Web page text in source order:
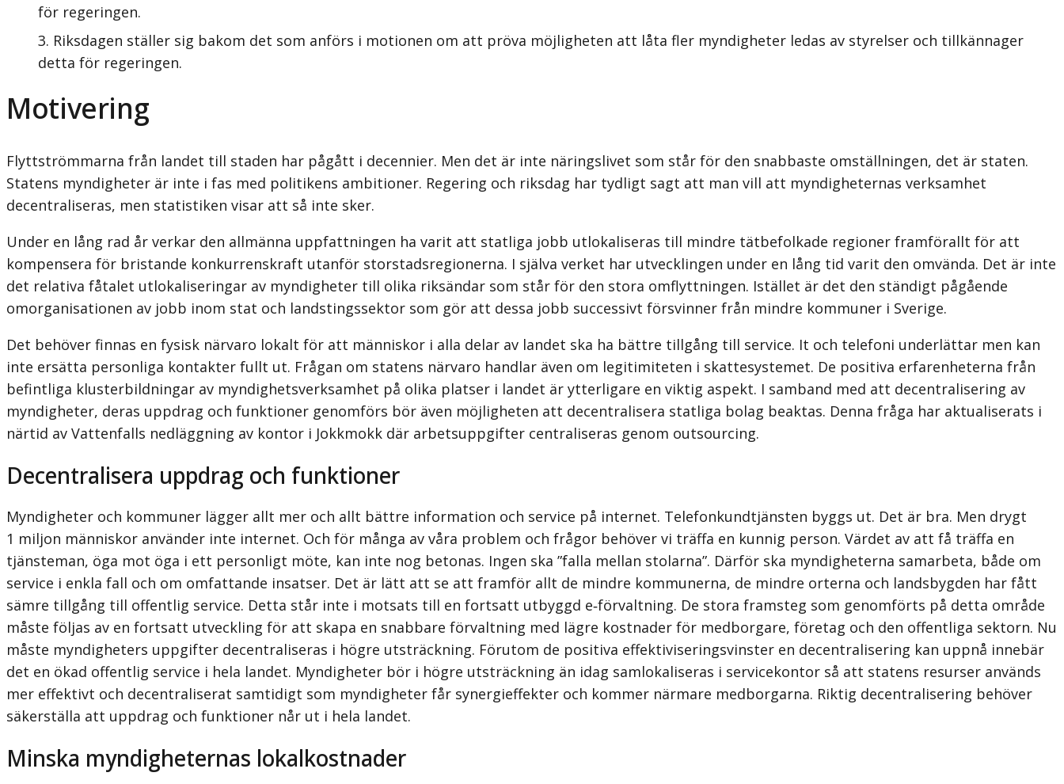
för regeringen.
Riksdagen ställer sig bakom det som anförs i motionen om att pröva möjligheten att låta fler myndigheter ledas av styrelser och tillkännager
detta för regeringen.
Motivering
Flyttströmmarna från landet till staden har pågått i decennier. Men det är inte närings­livet som står för den snabbaste omställningen, det är staten.
Statens myndigheter är inte i fas med politikens ambitioner. Regering och riksdag har tydligt sagt att man vill att myndigheternas verksamhet
decentraliseras, men statistiken visar att så inte sker.
Under en lång rad år verkar den allmänna uppfattningen ha varit att statliga jobb utlokaliseras till mindre tätbefolkade regioner framförallt för att
kompensera för bristande konkurrenskraft utanför storstadsregionerna. I själva verket har utvecklingen under en lång tid varit den omvända. Det är inte
det relativa fåtalet utlokaliseringar av myndigheter till olika riksändar som står för den stora omflyttningen. Istället är det den ständigt pågående
omorganisationen av jobb inom stat och landstingssektor som gör att dessa jobb successivt försvinner från mindre kommuner i Sverige.
Det behöver finnas en fysisk närvaro lokalt för att människor i alla delar av landet ska ha bättre tillgång till service. It och telefoni underlättar men kan
inte ersätta personliga kontakter fullt ut. Frågan om statens närvaro handlar även om legitimiteten i skattesystemet. De positiva erfarenheterna från
befintliga klusterbildningar av myndig­hetsverksamhet på olika platser i landet är ytterligare en viktig aspekt. I samband med att decentralisering av
myndigheter, deras uppdrag och funktioner genomförs bör även möjligheten att decentralisera statliga bolag beaktas. Denna fråga har aktualiserats i
närtid av Vattenfalls nedläggning av kontor i Jokkmokk där arbetsuppgifter centrali­seras genom outsourcing.
Decentralisera uppdrag och funktioner
Myndigheter och kommuner lägger allt mer och allt bättre information och service på internet. Telefonkundtjänsten byggs ut. Det är bra. Men drygt
1 miljon människor använder inte internet. Och för många av våra problem och frågor behöver vi träffa en kunnig person. Värdet av att få träffa en
tjänsteman, öga mot öga i ett personligt möte, kan inte nog betonas. Ingen ska ”falla mellan stolarna”. Därför ska myndigheterna samarbeta, både om
service i enkla fall och om omfattande insatser. Det är lätt att se att framför allt de mindre kommunerna, de mindre orterna och landsbygden har fått
sämre tillgång till offentlig service. Detta står inte i motsats till en fortsatt utbyggd e‑förvalt­ning. De stora framsteg som genomförts på detta område
måste följas av en fortsatt utveckling för att skapa en snabbare förvaltning med lägre kostnader för medborgare, företag och den offentliga sektorn. Nu
måste myndigheters uppgifter decentraliseras i högre utsträckning. Förutom de positiva effektiviseringsvinster en decentralisering kan uppnå innebär
det en ökad offentlig service i hela landet. Myndigheter bör i högre utsträckning än idag samlokaliseras i servicekontor så att statens resurser används
mer effektivt och decentraliserat samtidigt som myndigheter får synergieffekter och kommer närmare medborgarna. Riktig decentralisering behöver
säkerställa att uppdrag och funktioner når ut i hela landet.
Minska myndigheternas lokalkostnader